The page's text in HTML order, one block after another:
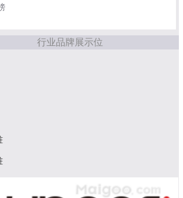
店
行业品牌展示位